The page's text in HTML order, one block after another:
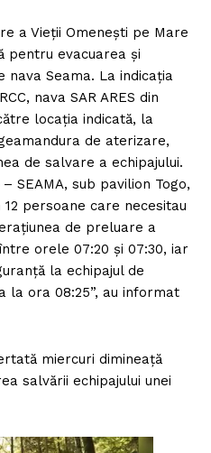
a Vieții Omenești pe Mare
pentru evacuarea și
nava Seama. La indicația
nava SAR ARES din
locația indicată, la
de aterizare,
de salvare a echipajului.
SEAMA, sub pavilion Togo,
persoane care necesitau
de preluare a
orele 07:20 și 07:30, iar
la echipajul de
la ora 08:25”, au informat
miercuri dimineață
salvării echipajului unei